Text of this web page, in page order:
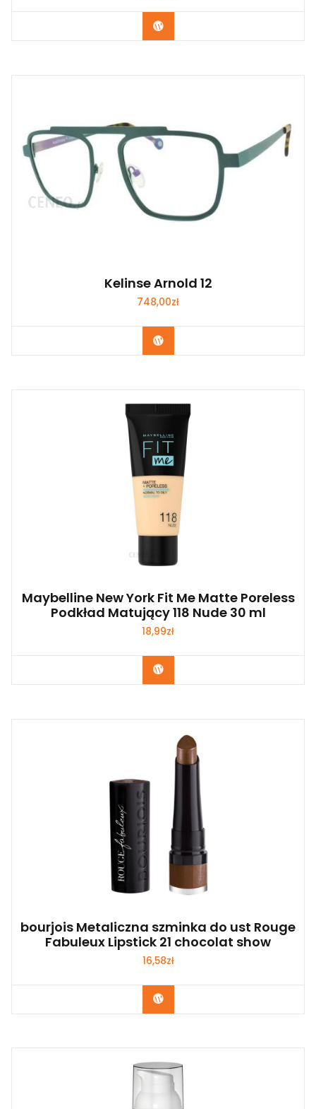
Zobacz
Kelinse Arnold 12
748,00zł
Zobacz
Maybelline New York Fit Me Matte Poreless
Podkład Matujący 118 Nude 30 ml
18,99zł
Zobacz
bourjois Metaliczna szminka do ust Rouge
Fabuleux Lipstick 21 chocolat show
16,58zł
Zobacz